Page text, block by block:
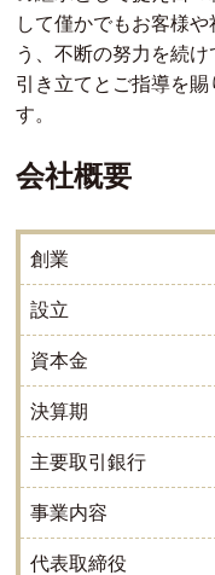
して僅かでもお客様
う、不断の努力を続
引き立てとご指導を
す。
会社概要
創業
設立
資本金
決算期
主要取引銀行
事業内容
代表取締役